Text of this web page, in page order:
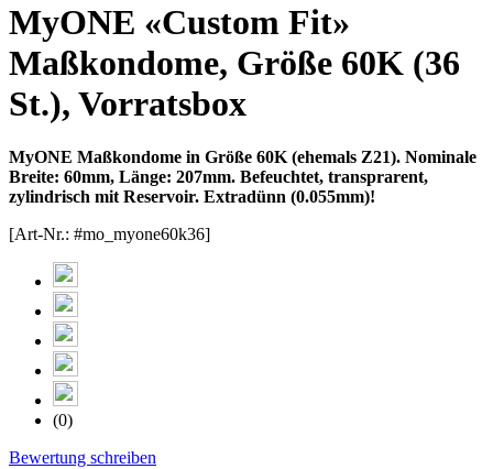
MyONE «Custom Fit»
Maßkondome, Größe 60K (36
St.), Vorratsbox
MyONE Maßkondome in Größe 60K (ehemals Z21). Nominale
Breite: 60mm, Länge: 207mm. Befeuchtet, transprarent,
zylindrisch mit Reservoir. Extradünn (0.055mm)!
[Art-Nr.: #mo_myone60k36]
(0)
Bewertung schreiben